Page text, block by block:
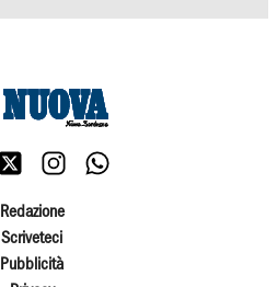
Redazione
Scriveteci
Pubblicità